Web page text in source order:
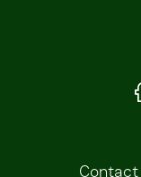
Contact